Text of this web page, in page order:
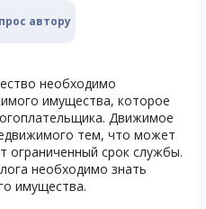
автору
необходимо
имущества, которое
Движимое
тем, что может
ограниченный срок службы.
необходимо знать
имущества.